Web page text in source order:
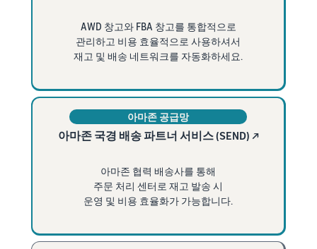
AWD 창고와 FBA 창고를 통합적으로
관리하고 비용 효율적으로 사용하셔서
재고 및 배송 네트워크를 자동화하세요.
아마존 공급망
아마존 국경 배송 파트너 서비스 (SEND) ↗
아마존 협력 배송사를 통해
주문 처리 센터로 재고 발송 시
운영 및 비용 효율화가 가능합니다.